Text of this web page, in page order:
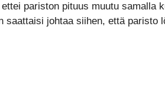
pariston pituus muutu samalla
saattaisi johtaa siihen, että